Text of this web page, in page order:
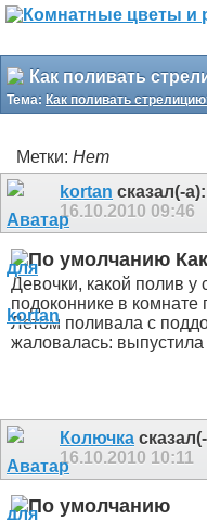
Как поливать
Тема: Как поливать
Метки: Нет
kortan сказал(-а):
16.10.2010 09:46
Девочки, какой полив у
подоконнике в комнате
Летом поливала с
жаловалась:
Колючка
16.10.2010 10:11